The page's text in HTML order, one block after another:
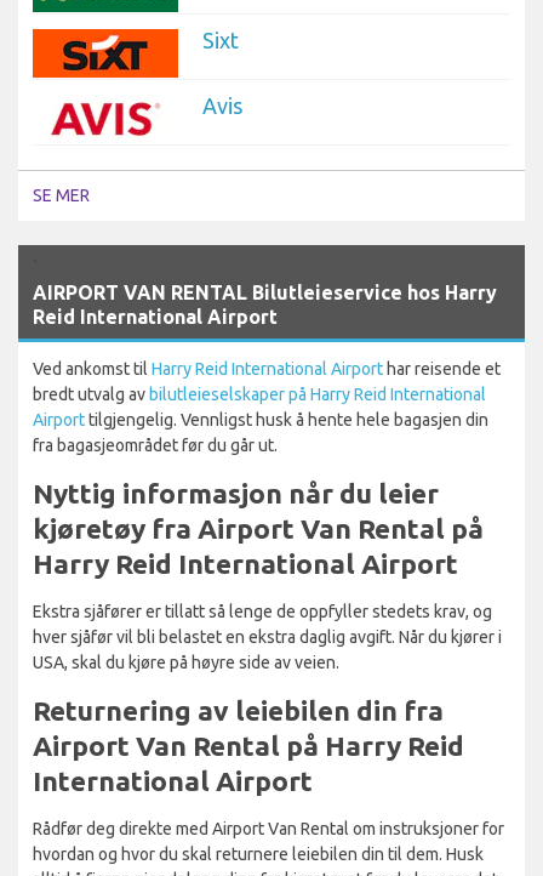
Sixt
Avis
SE MER
AIRPORT VAN RENTAL Bilutleieservice hos Harry
Reid International Airport
Ved ankomst til Harry Reid International Airporthar reisende et
bredt utvalg avbilutleieselskaper på Harry Reid International
Airporttilgjengelig. Vennligst husk å hente hele bagasjen din
fra bagasjeområdet før du går ut.
Nyttig informasjon når du leier
kjøretøy fra Airport Van Rental på
Harry Reid International Airport
Ekstra sjåfører er tillatt så lenge de oppfyller stedets krav, og
hver sjåfør vil bli belastet en ekstra daglig avgift. Når du kjører i
USA, skal du kjøre på høyre side av veien.
Returnering av leiebilen din fra
Airport Van Rental på Harry Reid
International Airport
Rådfør deg direkte med Airport Van Rental om instruksjoner for
hvordan og hvor du skal returnere leiebilen din til dem. Husk